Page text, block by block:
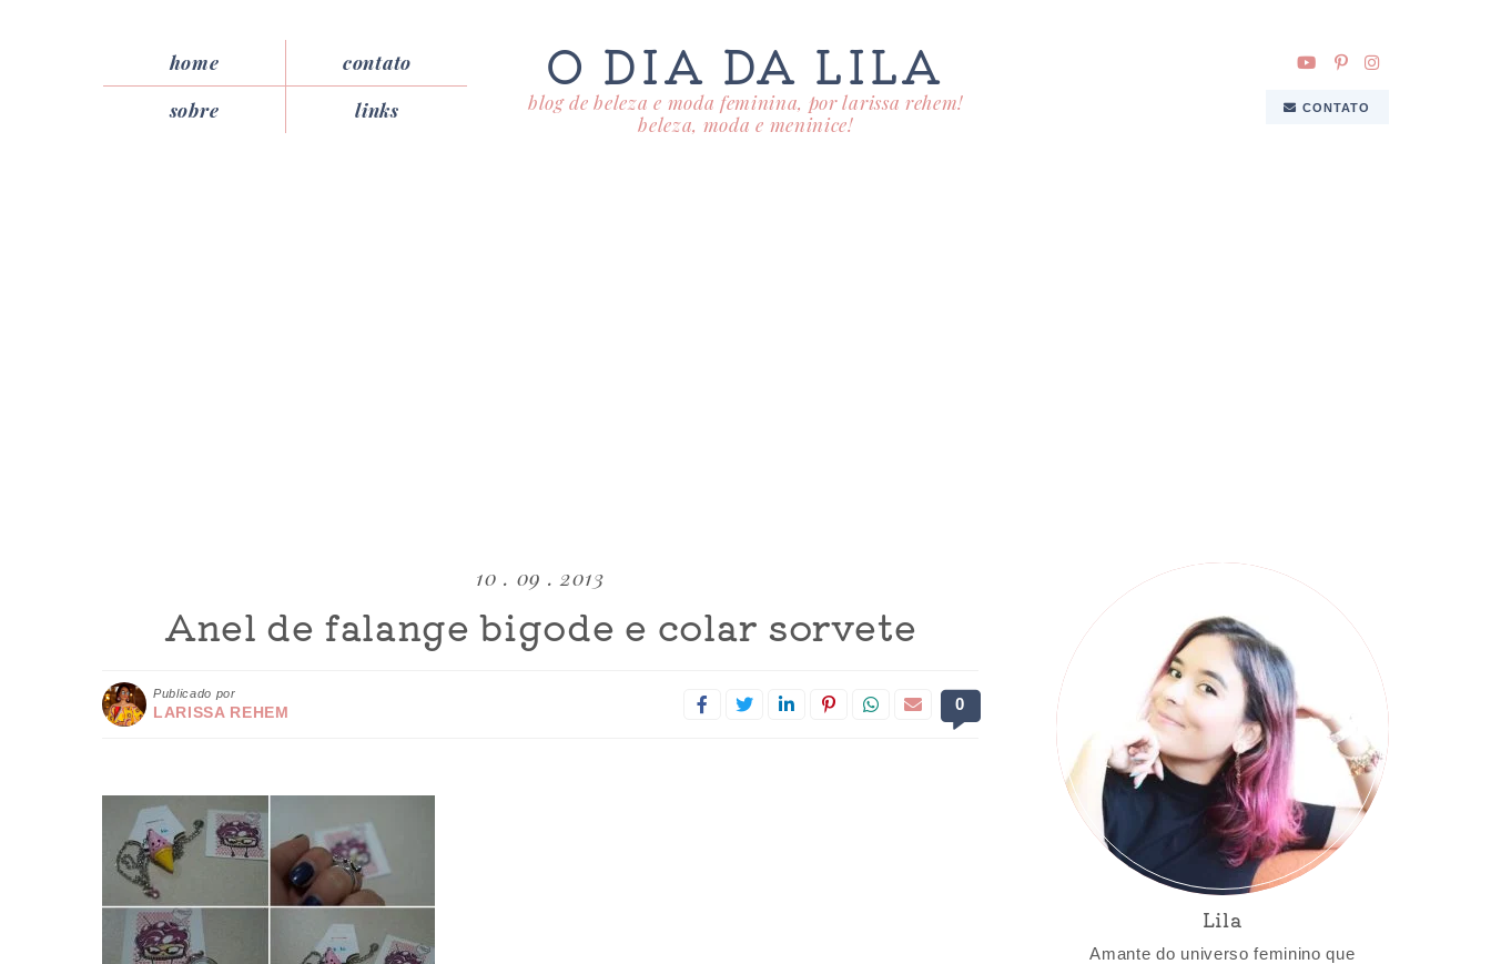
home
contato
sobre
links
O DIA DA LILA
blog de beleza e moda feminina, por larissa rehem!
beleza, moda e meninice!
CONTATO
10 . 09 . 2013
Anel de falange bigode e colar sorvete
Publicado por
LARISSA REHEM 0
Lila
Amante do universo feminino que